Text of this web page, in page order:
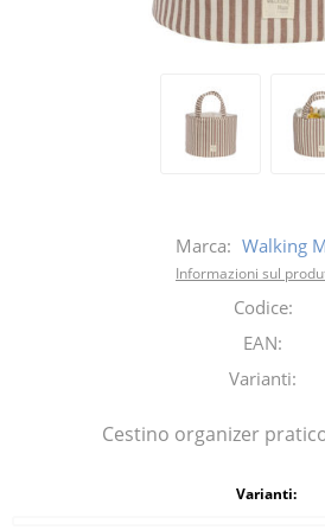
Marca: Walking
Informazioni sul
Codice:
EAN:
Varianti:
Cestino organizer
Varianti: